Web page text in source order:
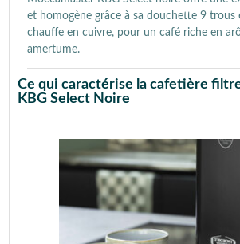
et homogène grâce à sa douchette 9 trous
chauffe en cuivre, pour un café riche en
amertume.
Ce qui caractérise la cafetière
KBG Select Noire